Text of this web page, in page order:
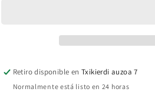
Retiro disponible en Txikierdi auzoa 7
Normalmente está listo en 24 horas